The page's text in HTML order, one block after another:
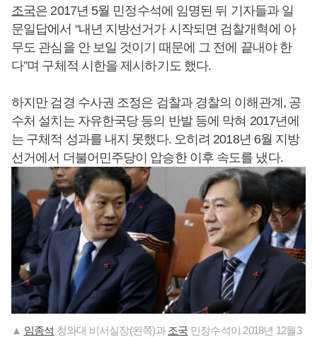
조국은 2017년 5월 민정수석에 임명된 뒤 기자들과 일
문일답에서 “내년 지방선거가 시작되면 검찰개혁에 아
무도 관심을 안 보일 것이기 때문에 그 전에 끝내야 한
다”며 구체적 시한을 제시하기도 했다.
하지만 검경 수사권 조정은 검찰과 경찰의 이해관계, 공
수처 설치는 자유한국당 등의 반발 등에 막혀 2017년에
는 구체적 성과를 내지 못했다. 오히려 2018년 6월 지방
선거에서 더불어민주당이 압승한 이후 속도를 냈다.
▲ 임종석 청와대 비서실장(왼쪽)과조국 민정수석이 2018년 12월3